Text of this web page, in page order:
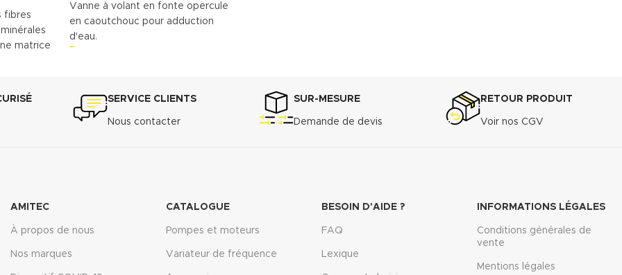
fibres
matrice
assurant
Vanne à volant en fonte opercule
en caoutchouc pour adduction
d'eau.
SERVICE CLIENTS
Nous contacter
SUR-MESURE
Demande de devis
RETOUR PRODUIT
Voir nos CGV
AMITEC
À propos de nous
Nos marques
CATALOGUE
Pompes et moteurs
Variateur de fréquence
BESOIN D'AIDE ?
FAQ
Lexique
INFORMATIONS LÉGALES
Conditions générales de
vente
Mentions légales